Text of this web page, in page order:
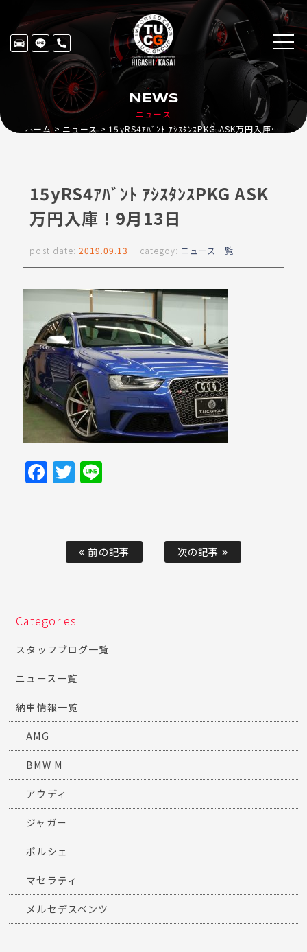
ニュース
NEWS
ホーム ニュース 15yRS4ｱﾊﾞﾝﾄ ｱｼｽﾀﾝｽPKG ASK万円入庫！9月13日
15yRS4ｱﾊﾞﾝﾄ ｱｼｽﾀﾝｽPKG ASK
万円入庫！9月13日
post date: 2019.09.13 categoy: ニュース一覧
Facebook
Twitter
前の記事 次の記事
Categories
スタッフブログ一覧
ニュース一覧
納車情報一覧
AMG
BMW M
アウディ
ジャガー
ポルシェ
マセラティ
メルセデスベンツ